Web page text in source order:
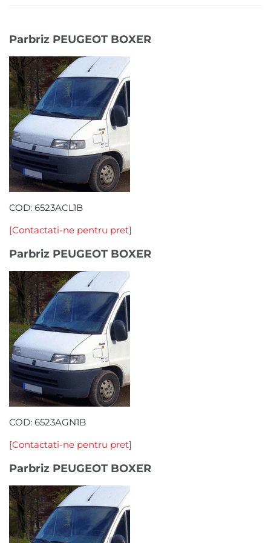
Parbriz PEUGEOT BOXER
COD: 6523ACL1B
[Contactati-ne pentru pret]
Parbriz PEUGEOT BOXER
COD: 6523AGN1B
[Contactati-ne pentru pret]
Parbriz PEUGEOT BOXER